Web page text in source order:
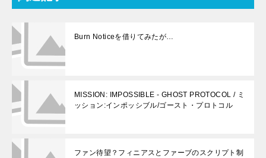
Burn Noticeを借りてみたが…
MISSION: IMPOSSIBLE - GHOST PROTOCOL / ミ
ッション:インポッシブル/ゴースト・プロトコル
ファン待望？フィニアスとファーブのスクリプト制